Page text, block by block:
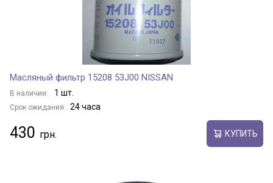
Масляный фильтр 15208 53J00 NISSAN
В наличии: 1 шт.
Срок ожидания: 24 часа
430 КУПИТЬ